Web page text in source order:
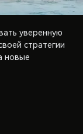
уверенную
стратегии
новые